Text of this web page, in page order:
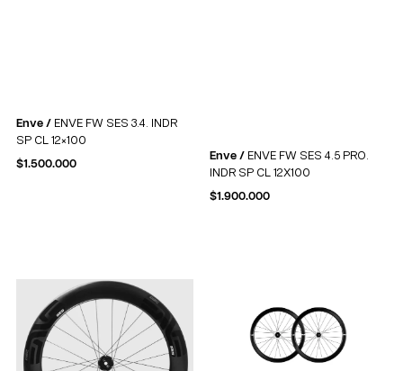
Enve / ENVE FW SES 3.4. INDR
SP CL 12×100
$1.500.000
Enve / ENVE FW SES 4.5 PRO.
INDR SP CL 12X100
$1.900.000